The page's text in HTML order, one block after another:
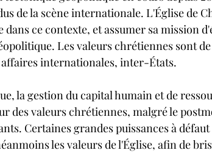
de la scène internationale. L'Église de
dans ce contexte, et assumer sa mission
Les valeurs chrétiennes sont
internationales, inter-États.
la gestion du capital humain et de
des valeurs chrétiennes, malgré le
Certaines grandes puissances à
les valeurs de l'Église, afin de